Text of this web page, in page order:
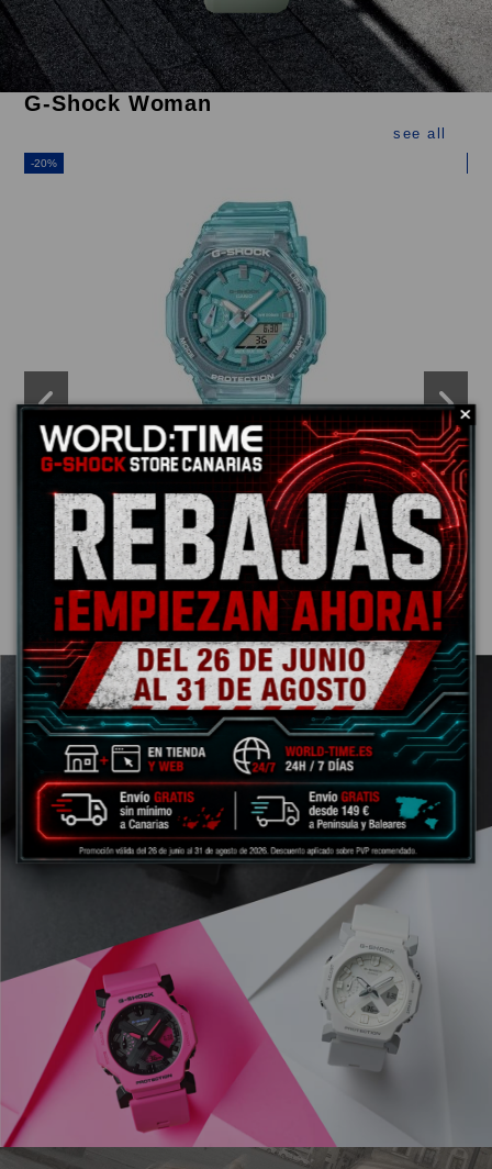
G-Shock Woman
see all
-20%
GMA-S2100SK-2AER
€95.20 €119.00
Add to basket